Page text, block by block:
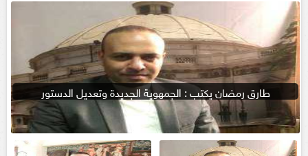
طارق رمضان يكتب : الجمهوية الجديدة وتعديل الدستور